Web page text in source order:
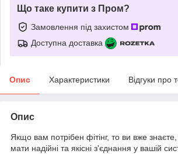
Що таке купити з Пром?
Замовлення під захистом
Доступна доставка
Опис Характеристики Відгуки про
Опис
Якщо вам потрібен фітінг, то ви вже
мати надійні та якісні з'єднання у вашій